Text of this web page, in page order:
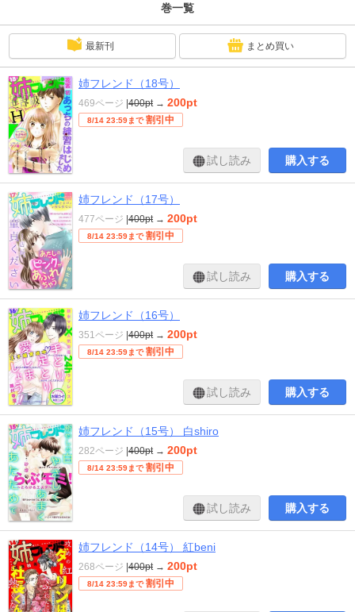
巻一覧
最新刊 まとめ買い
姉フレンド（18号）
469ページ |400pt → 200pt
8/14 23:59まで 割引中
試し読み 購入する
姉フレンド（17号）
477ページ |400pt → 200pt
8/14 23:59まで 割引中
試し読み 購入する
姉フレンド（16号）
351ページ |400pt → 200pt
8/14 23:59まで 割引中
試し読み 購入する
姉フレンド（15号） 白shiro
282ページ |400pt → 200pt
8/14 23:59まで 割引中
試し読み 購入する
姉フレンド（14号） 紅beni
268ページ |400pt → 200pt
8/14 23:59まで 割引中